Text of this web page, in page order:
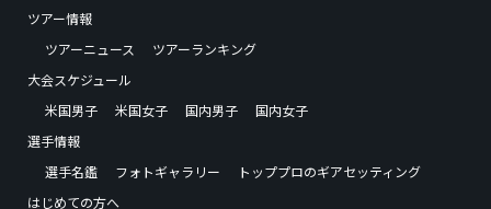
ツアー情報
ツアーニュース
ツアーランキング
大会スケジュール
米国男子
米国女子 国内男子
国内女子
選手情報
選手名鑑
フォトギャラリー
トッププロのギアセッティング
はじめての方へ